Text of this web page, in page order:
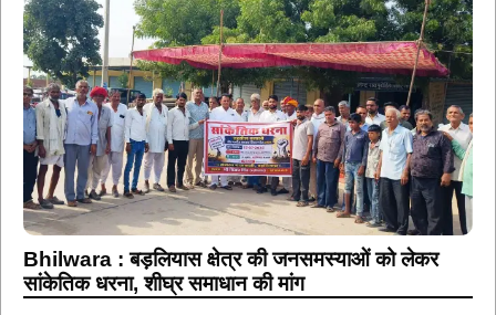
Bhilwara : बड़लियास क्षेत्र की जनसमस्याओं को लेकर
सांकेतिक धरना, शीघ्र समाधान की मांग